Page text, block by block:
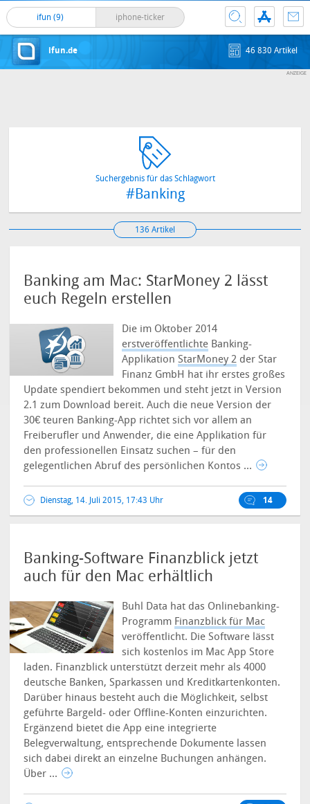
ifun (9) iphone-ticker
ifun.de 46 830 Artikel
Suchergebnis für das Schlagwort
#Banking
136 Artikel
Banking am Mac: StarMoney 2 lässt
euch Regeln erstellen
Die im Oktober 2014
erstveröffentlichte Banking-
ApplikationStarMoney 2 der Star
Finanz GmbH hat ihr erstes großes
Update spendiert bekommen und steht jetzt in Version
2.1 zum Download bereit.Auch die neue Version der
30€ teuren Banking-App richtet sich vor allem an
Freiberufler und Anwender, die eine Applikation für
den professionellen Einsatz suchen – für den
gelegentlichen Abruf des persönlichen Kontos ...
Dienstag, 14. Juli 2015, 17:43 Uhr 14
Banking-Software Finanzblick jetzt
auch für den Mac erhältlich
Buhl Data hat das Onlinebanking-
Programm Finanzblick für Mac
veröffentlicht. Die Software lässt
sich kostenlos im Mac App Store
laden. Finanzblick unterstützt derzeit mehr als 4000
deutsche Banken, Sparkassen und Kreditkartenkonten.
Darüber hinaus besteht auch die Möglichkeit, selbst
geführte Bargeld- oder Offline-Konten einzurichten.
Ergänzend bietet die App eine integrierte
Belegverwaltung, entsprechende Dokumente lassen
sich dabei direkt an einzelne Buchungen anhängen.
Über ...